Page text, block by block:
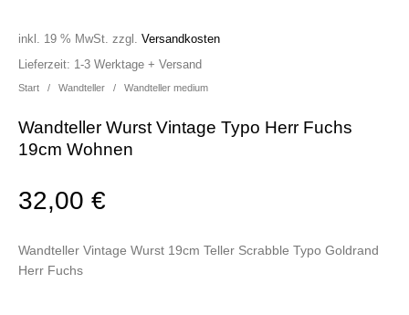
Start / Wandteller / Wandteller medium
Wandteller Wurst Vintage Typo Herr Fuchs
19cm Wohnen
32,00€
inkl. 19 % MwSt. zzgl.Versandkosten
Wandteller Vintage Wurst 19cm Teller Scrabble Typo Goldrand
Herr Fuchs
Lieferzeit: 1-3 Werktage + Versand